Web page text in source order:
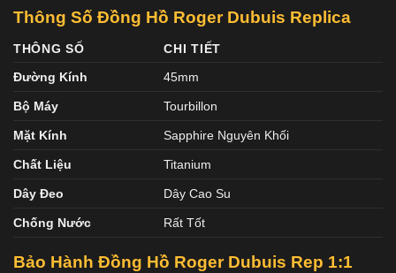
Thông Số Đồng Hồ Roger Dubuis Replica
THÔNG SỐ
CHI TIẾT
Đường Kính
45mm
Bộ Máy Tourbillon
Mặt Kính Sapphire Nguyên Khối
Chất Liệu Titanium
Dây Đeo Dây Cao Su
Chống Nước Rất Tốt
Bảo Hành Đồng Hồ Roger Dubuis Rep 1:1